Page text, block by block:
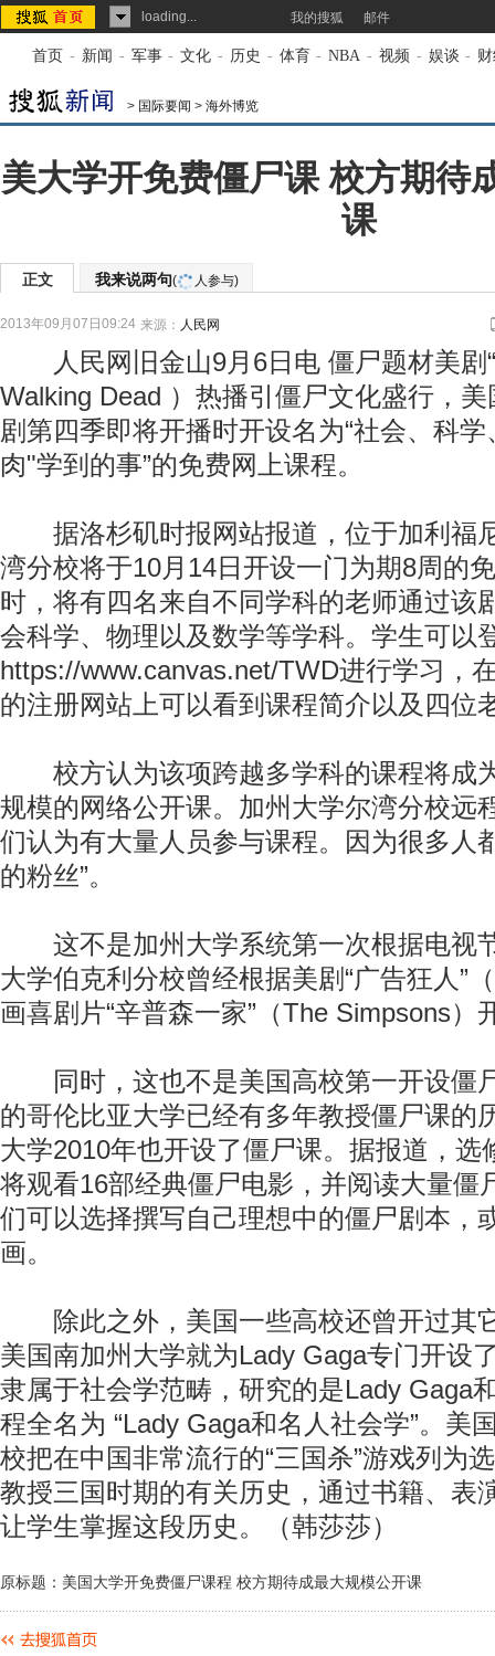
loading... 我的搜狐 邮件
首页 - 新闻 - 军事 - 文化 - 历史 - 体育 - NBA - 视频 - 娱谈 -
> 国际要闻 > 海外博览
美大学开免费僵尸课 校方期待
课
正文 我来说两句( 人参与)
2013年09月07日09:24 来源： 人民网
人民网旧金山9月6日电 僵尸题材美剧“
Walking Dead ）热播引僵尸文化盛行，
剧第四季即将开播时开设名为“社会、科
肉"学到的事”的免费网上课程。
据洛杉矶时报网站报道，位于加利福
湾分校将于10月14日开设一门为期8周的
时，将有四名来自不同学科的老师通过该
会科学、物理以及数学等学科。学生可以
https://www.canvas.net/TWD进行学习，
的注册网站上可以看到课程简介以及四位
校方认为该项跨越多学科的课程将成
规模的网络公开课。加州大学尔湾分校远
们认为有大量人员参与课程。因为很多人
的粉丝”。
这不是加州大学系统第一次根据电视
大学伯克利分校曾经根据美剧“广告狂人”
画喜剧片“辛普森一家”（The Simpsons）
同时，这也不是美国高校第一开设僵
的哥伦比亚大学已经有多年教授僵尸课的
大学2010年也开设了僵尸课。据报道，选
将观看16部经典僵尸电影，并阅读大量僵
们可以选择撰写自己理想中的僵尸剧本，
画。
除此之外，美国一些高校还曾开过其
美国南加州大学就为Lady Gaga专门开设
隶属于社会学范畴，研究的是Lady Gaga
程全名为 “Lady Gaga和名人社会学”。美
校把在中国非常流行的“三国杀”游戏列为
教授三国时期的有关历史，通过书籍、表
让学生掌握这段历史。（韩莎莎）
原标题：美国大学开免费僵尸课程 校方期待成最大规模公开课